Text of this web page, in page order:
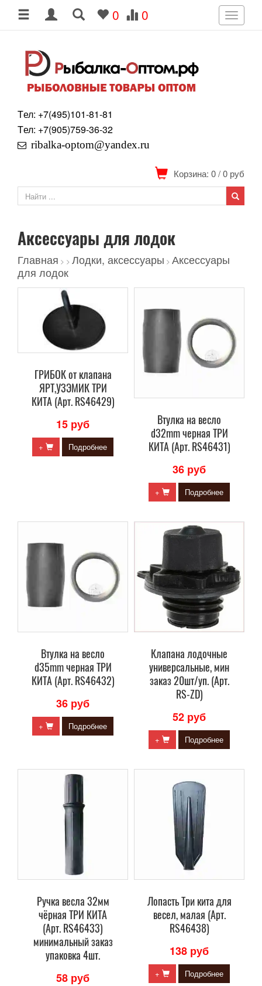
0 0
Toggle
Tел: +7(495)101-81-81
Tел: +7(905)759-36-32
ribalka-optom@yandex.ru
Корзина: 0/0 руб
Аксессуары для лодок
Главная > > Лодки, аксессуары > Аксессуары
для лодок
ГРИБОК от клапана
ЯРТ,УЗЭМИК ТРИ
КИТА (Арт. RS46429)
15 руб
+ Подробнее
Втулка на весло
d32mm черная ТРИ
КИТА (Арт. RS46431)
36 руб
+ Подробнее
Втулка на весло
d35mm черная ТРИ
КИТА (Арт. RS46432)
36 руб
+ Подробнее
Клапана лодочные
универсальные, мин
заказ 20шт/уп. (Арт.
RS-ZD)
52 руб
+ Подробнее
Ручка весла 32мм
чёрная ТРИ КИТА
(Арт. RS46433)
минимальный заказ
упаковка 4шт.
58 руб
Лопасть Три кита для
весел, малая (Арт.
RS46438)
138 руб
+ Подробнее